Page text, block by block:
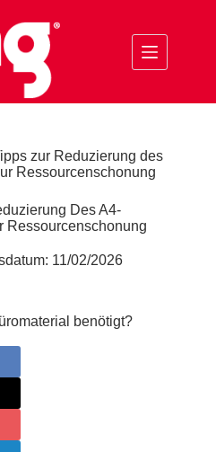
zur Reduzierung des
Ressourcenschonung
Des A4-
Ressourcenschonung
11/02/2026
benötigt?